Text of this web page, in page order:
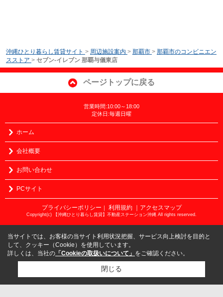
沖縄ひとり暮らし賃貸サイト > 周辺施設案内 > 那覇市 > 那覇市のコンビニエン
スストア > セブン-イレブン 那覇与儀東店
ページトップに戻る
営業時間:10:00～18:00
定休日:毎週日曜
ホーム
会社概要
お問い合わせ
PCサイト
プライバシーポリシー ｜ 利用規約 ｜アクセスマップ
Copyright(c) 【沖縄ひとり暮らし賃貸】不動産ステーション沖縄 All rights reserved.
当サイトでは、お客様の当サイト利用状況把握、サービス向上検討を目的と
して、クッキー（Cookie）を使用しています。
詳しくは、当社の 「Cookieの取扱いについて」 をご確認ください。
閉じる